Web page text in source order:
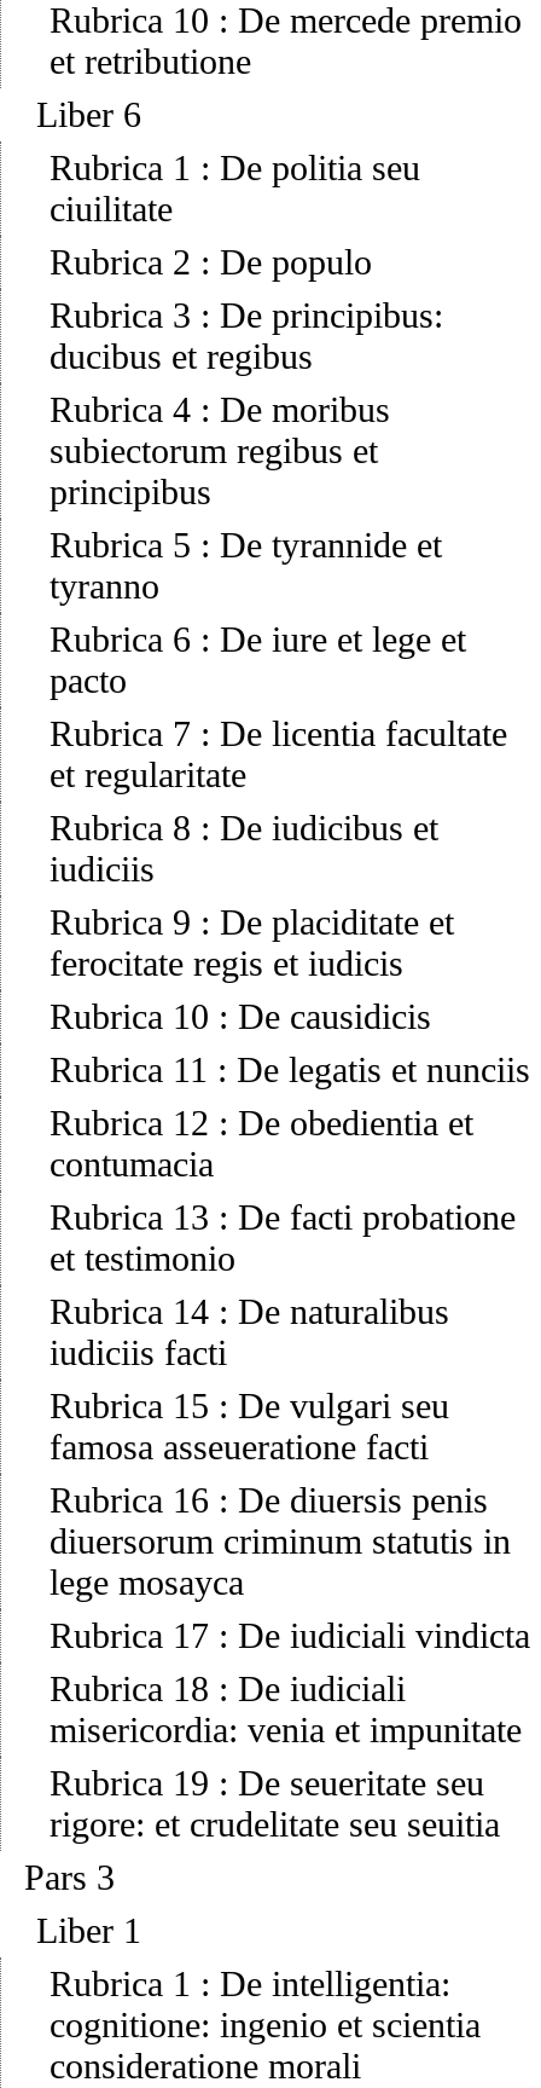
Rubrica 10 : De mercede premio
et retributione
Liber 6
Rubrica 1 : De politia seu
ciuilitate
Rubrica 2 : De populo
Rubrica 3 : De principibus:
ducibus et regibus
Rubrica 4 : De moribus
subiectorum regibus et
principibus
Rubrica 5 : De tyrannide et
tyranno
Rubrica 6 : De iure et lege et
pacto
Rubrica 7 : De licentia facultate
et regularitate
Rubrica 8 : De iudicibus et
iudiciis
Rubrica 9 : De placiditate et
ferocitate regis et iudicis
Rubrica 10 : De causidicis
Rubrica 11 : De legatis et nunciis
Rubrica 12 : De obedientia et
contumacia
Rubrica 13 : De facti probatione
et testimonio
Rubrica 14 : De naturalibus
iudiciis facti
Rubrica 15 : De vulgari seu
famosa asseueratione facti
Rubrica 16 : De diuersis penis
diuersorum criminum statutis in
lege mosayca
Rubrica 17 : De iudiciali vindicta
Rubrica 18 : De iudiciali
misericordia: venia et impunitate
Rubrica 19 : De seueritate seu
rigore: et crudelitate seu seuitia
Pars 3
Liber 1
Rubrica 1 : De intelligentia:
cognitione: ingenio et scientia
consideratione morali